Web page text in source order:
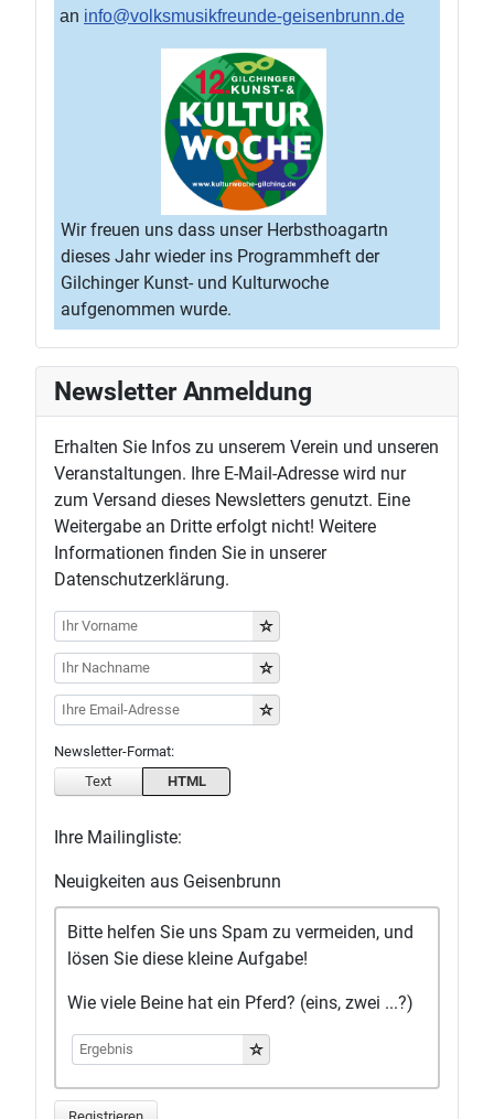
an info@volksmusikfreunde-geisenbrunn.de
Wir freuen uns dass unser Herbsthoagartn
dieses Jahr wieder ins Programmheft der
Gilchinger Kunst- und Kulturwoche
aufgenommen wurde.
Newsletter Anmeldung
Erhalten Sie Infos zu unserem Verein und unseren
Veranstaltungen. Ihre E-Mail-Adresse wird nur
zum Versand dieses Newsletters genutzt. Eine
Weitergabe an Dritte erfolgt nicht! Weitere
Informationen finden Sie in unserer
Datenschutzerklärung.
Newsletter-Format:
Text
HTML
Ihre Mailingliste:
Neuigkeiten aus Geisenbrunn
Bitte helfen Sie uns Spam zu vermeiden, und
lösen Sie diese kleine Aufgabe!
Wie viele Beine hat ein Pferd? (eins, zwei ...?)